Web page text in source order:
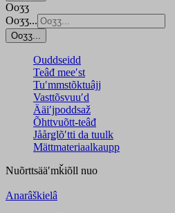
Ooʒʒ
Ooʒʒ...
Ooʒʒ...
Ouddseidd
Teâđ meeʹst
Tuʹmmstõktuâjj
Vasttõsvuuʹd
Ääiʹjpoddsaž
Õhttvuõtt-teâđ
Jåårǥlõʹtti da tuulk
Mättmateriaalkaupp
Nuõrttsääʹmǩiõll nuo
Anarâškielâ